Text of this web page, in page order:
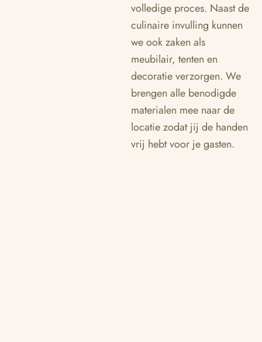
volledige proces. Naast de
culinaire invulling kunnen
we ook zaken als
meubilair, tenten en
decoratie verzorgen. We
brengen alle benodigde
materialen mee naar de
locatie zodat jij de handen
vrij hebt voor je gasten.